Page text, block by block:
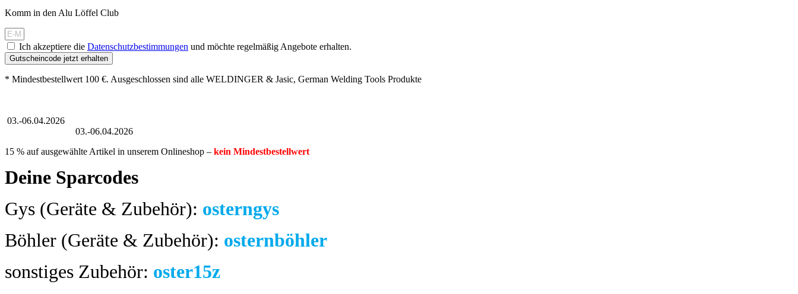
Komm in den Alu Löffel Club
Ich akzeptiere die Datenschutzbestimmungen und möchte regelmäßig Angebote erhalten.
Gutscheincode jetzt erhalten
* Mindestbestellwert 100 €. Ausgeschlossen sind alle WELDINGER & Jasic, German Welding Tools Produkte
03.-06.04.2026
03.-06.04.2026
15 % auf ausgewählte Artikel in unserem Onlineshop – kein Mindestbestellwert
Deine Sparcodes
Gys (Geräte & Zubehör): osterngys
Böhler (Geräte & Zubehör): osternböhler
sonstiges Zubehör: oster15z